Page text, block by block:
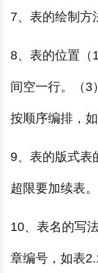
7、表的绘制方
8、表的位置（
间空一行。（3
按顺序编排，
9、表的版式表
超限要加续表。
10、表名的写
章编号，如表